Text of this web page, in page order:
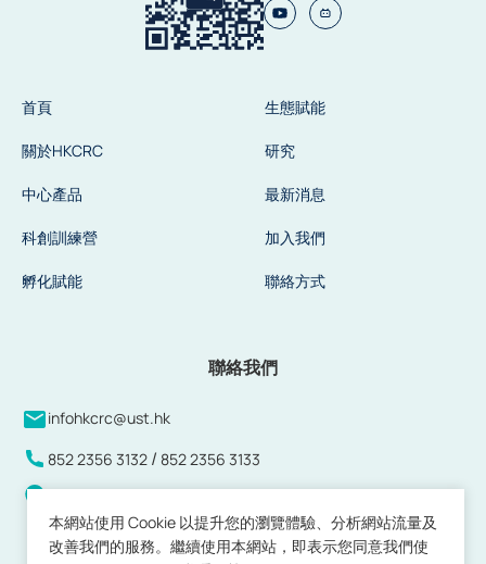
本網站使用 Cookie 以提升您的瀏覽體驗、分析網站流量及
改善我們的服務。繼續使用本網站，即表示您同意我們使
首頁
關於HKCRC
中心產品
科創訓練營
孵化賦能
生態賦能
研究
最新消息
加入我們
聯絡方式
聯絡我們
infohkcrc@ust.hk
852 2356 3132 / 852 2356 3133
香港新界白石角香港科學園科技大道西17號 17W大樓8樓
808-813及815室